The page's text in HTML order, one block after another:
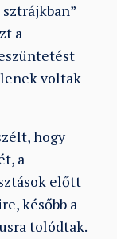
a
voltak
hogy
a
előtt
később a
tolódtak.